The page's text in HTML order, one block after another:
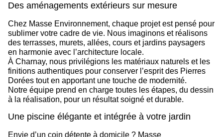
Des aménagements extérieurs sur mesure
Chez Masse Environnement, chaque projet est pensé pour
sublimer votre cadre de vie. Nous imaginons et réalisons
des terrasses, murets, allées, cours et jardins paysagers
en harmonie avec l’architecture locale.
À Charnay, nous privilégions les matériaux naturels et les
finitions authentiques pour conserver l’esprit des Pierres
Dorées tout en apportant une touche de modernité.
Notre équipe prend en charge toutes les étapes, du dessin
à la réalisation, pour un résultat soigné et durable.
Une piscine élégante et intégrée à votre jardin
Envie d’un coin détente à domicile ? Masse